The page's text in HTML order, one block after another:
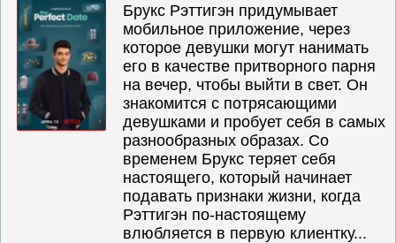
Брукс Рэттигэн придумывает
мобильное приложение, через
которое девушки могут нанимать
его в качестве притворного парня
на вечер, чтобы выйти в свет. Он
знакомится с потрясающими
девушками и пробует себя в самых
разнообразных образах. Со
временем Брукс теряет себя
настоящего, который начинает
подавать признаки жизни, когда
Рэттигэн по-настоящему
влюбляется в первую клиентку...